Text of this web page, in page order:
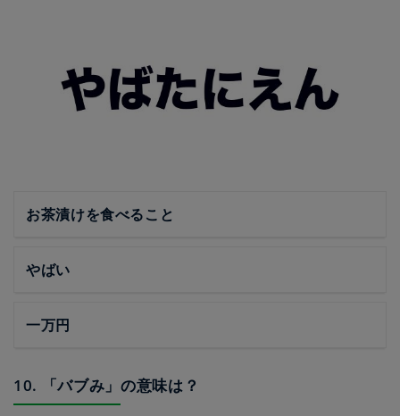
お茶漬けを食べること
やばい
一万円
10. 「バブみ」の意味は？